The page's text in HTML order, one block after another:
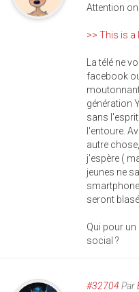
Attention on
>> This is a
La télé ne
facebook
génération
sans
l'entoure.
autre
j'espère (
jeunes ne
seront
Qui pour
social ?
#32704 Par